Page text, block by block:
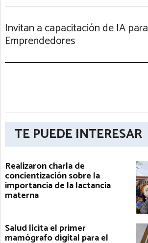
Invitan a capacitación de IA para
Emprendedores
TE PUEDE INTERESAR
Realizaron charla de
concientización sobre la
importancia de la lactancia
materna
Salud licita el primer
mamógrafo digital para el